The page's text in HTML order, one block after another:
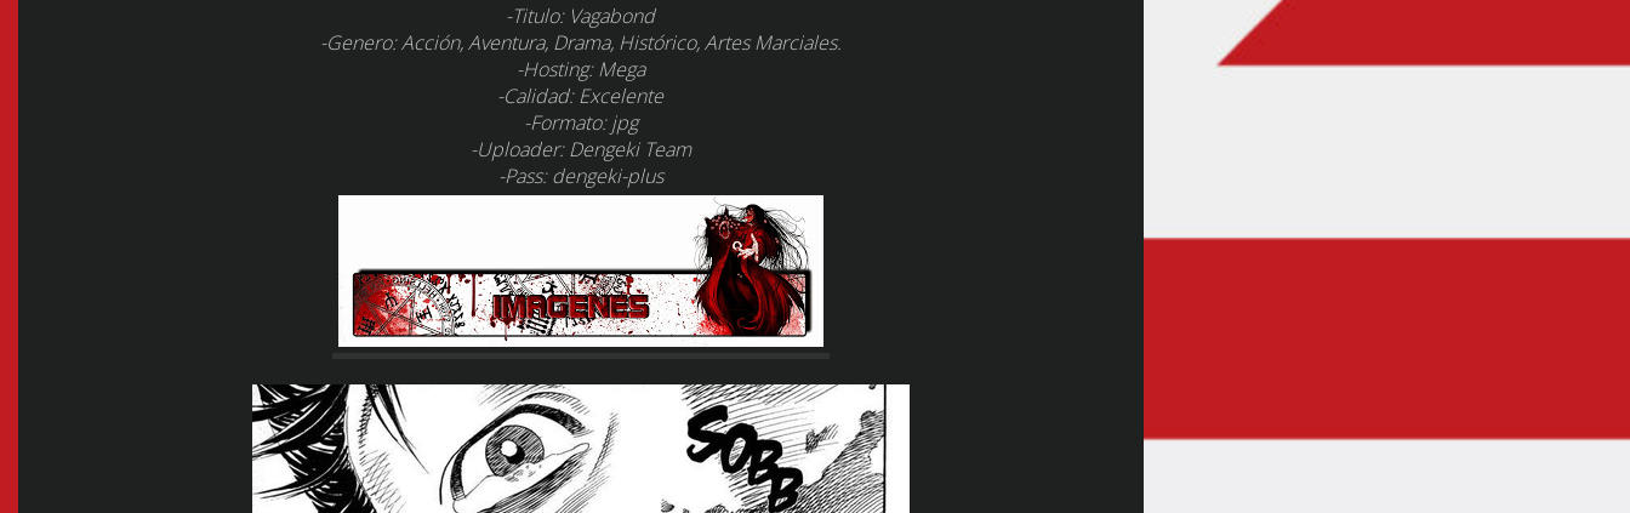
-Titulo:Vagabond
-Genero:Acción, Aventura, Drama, Histórico, Artes Marciales.
-Hosting:Mega
-Calidad:Excelente
-Formato:jpg
-Uploader:Dengeki Team
-Pass: dengeki-plus